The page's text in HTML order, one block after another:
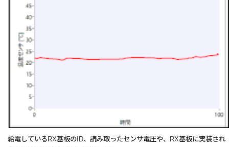
給電しているRX基板のID、読み取ったセンサ電圧や、RX基板に実装され